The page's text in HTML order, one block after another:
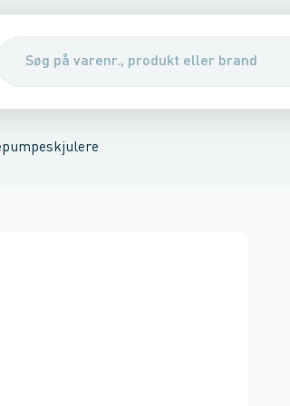
Solceller & Solvarme
Kølemidler
Vægkonsoller